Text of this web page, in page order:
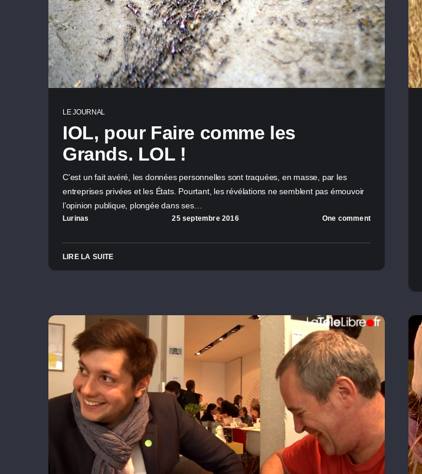
LE JOURNAL
IOL, pour Faire comme les
Grands. LOL !
C'est un fait avéré, les données personnelles sont traquées, en masse, par les
entreprises privées et les États. Pourtant, les révélations ne semblent pas émouvoir
l’opinion publique, plongée dans ses…
Lurinas 25 septembre 2016 One comment
LIRE LA SUITE